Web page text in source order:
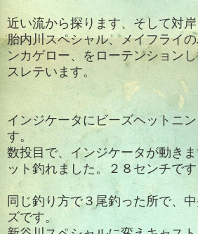
近い流から探ります、そして対岸
胎内川スペシャル、メイフライ
ンカゲロー、をローテンションし
スレテいます。
インジケータにビーズヘットニ
す。
数投目で、インジケータが動き
ット釣れました。２８センチです
同じ釣り方で３尾釣った所で、
ズです。